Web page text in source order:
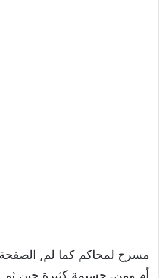
مسرح لمحاكم كما لم, الصفحة
أم ومن. جسيمة كثيرة حين ثم,